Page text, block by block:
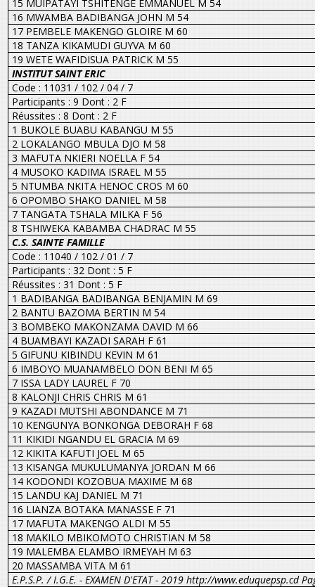
15 MUIPATAYI TSHITENGE EMMANUEL M 54
16 MWAMBA BADIBANGA JOHN M 54
17 PEMBELE MAKENGO GLOIRE M 60
18 TANZA KIKAMUDI GUYVA M 60
19 WETE WAFIDISUA PATRICK M 55
INSTITUT SAINT ERIC
Code : 11031 / 102 / 04 / 7
Participants : 9 Dont : 2 F
Réussites : 8 Dont : 2 F
1 BUKOLE BUABU KABANGU M 55
2 LOKALANGO MBULA DJO M 58
3 MAFUTA NKIERI NOELLA F 54
4 MUSOKO KADIMA ISRAEL M 55
5 NTUMBA NKITA HENOC CROS M 60
6 OPOMBO SHAKO DANIEL M 58
7 TANGATA TSHALA MILKA F 56
8 TSHIWEKA KABAMBA CHADRAC M 55
C.S. SAINTE FAMILLE
Code : 11040 / 102 / 01 / 7
Participants : 32 Dont : 5 F
Réussites : 31 Dont : 5 F
1 BADIBANGA BADIBANGA BENJAMIN M 69
2 BANTU BAZOMA BERTIN M 54
3 BOMBEKO MAKONZAMA DAVID M 66
4 BUAMBAYI KAZADI SARAH F 61
5 GIFUNU KIBINDU KEVIN M 61
6 IMBOYO MUANAMBELO DON BENI M 65
7 ISSA LADY LAUREL F 70
8 KALONJI CHRIS CHRIS M 61
9 KAZADI MUTSHI ABONDANCE M 71
10 KENGUNYA BONKONGA DEBORAH F 68
11 KIKIDI NGANDU EL GRACIA M 69
12 KIKITA KAFUTI JOEL M 65
13 KISANGA MUKULUMANYA JORDAN M 66
14 KODONDI KOZOBUA MAXIME M 68
15 LANDU KAJ DANIEL M 71
16 LIANZA BOTAKA MANASSE F 71
17 MAFUTA MAKENGO ALDI M 55
18 MAKILO MBIKOMOTO CHRISTIAN M 58
19 MALEMBA ELAMBO IRMEYAH M 63
20 MASSAMBA VITA M 61
E.P.S.P. / I.G.E. - EXAMEN D'ETAT - 2019 http://www.eduquepsp.cd